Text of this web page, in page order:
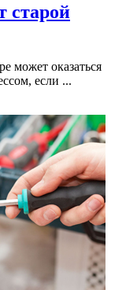
старой
может оказаться
если ...